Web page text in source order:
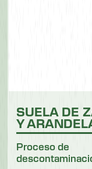
SUELA DE
Y
Proceso de